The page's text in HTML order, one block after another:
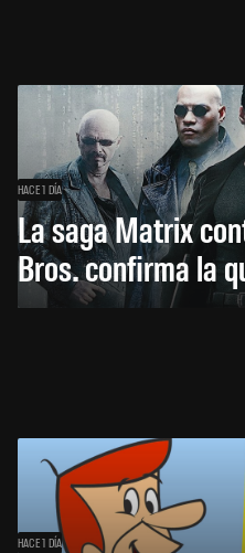
HACE 1 DÍA
La saga Matrix
Bros. confirma la
HACE 1 DÍA